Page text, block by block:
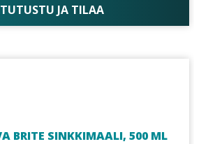
TUTUSTU JA TILAA